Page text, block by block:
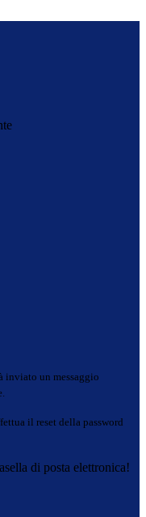
inviato un messaggio
il reset della password
di posta elettronica!